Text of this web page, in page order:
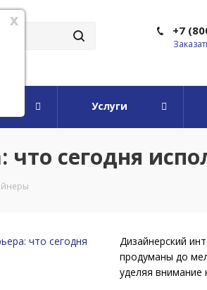
+7
Услуги
x
что сегодня
Дизайнерский
продуманы до
уделяя внимание